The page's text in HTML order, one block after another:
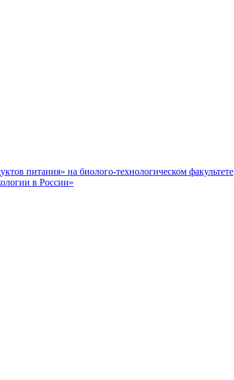
питания» на биолого-технологическом факультете
в России»